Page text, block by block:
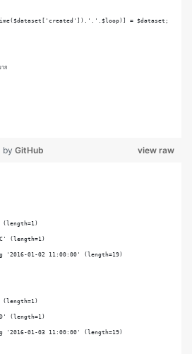
= $dataset;
ก
view raw
by GitHub
(length=1)
(length=1)
'2016-01-02 11:00:00' (length=19)
(length=1)
(length=1)
'2016-01-03 11:00:00' (length=19)